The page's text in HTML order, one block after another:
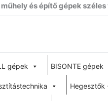
és építő gépek
gépek BISONTE gépek
Hegesztők